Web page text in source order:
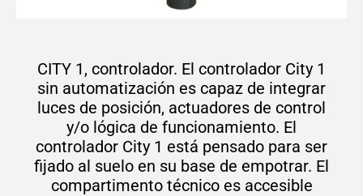
CITY 1, controlador. El controlador City 1
sin automatización es capaz de integrar
luces de posición, actuadores de control
y/o lógica de funcionamiento. El
controlador City 1 está pensado para ser
fijado al suelo en su base de empotrar. El
compartimento técnico es accesible